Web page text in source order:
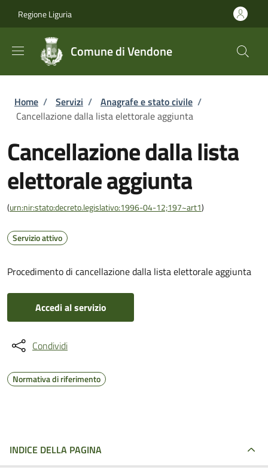
Regione Liguria
Comune di Vendone
Briciole di pane
Home / Servizi / Anagrafe e stato civile /
Cancellazione dalla lista elettorale aggiunta
Cancellazione dalla lista
elettorale aggiunta
(urn:nir:stato:decreto.legislativo:1996-04-12;197~art1)
Servizio attivo
Procedimento di cancellazione dalla lista elettorale aggiunta
Accedi al servizio
Condividi
Normativa di riferimento
INDICE DELLA PAGINA